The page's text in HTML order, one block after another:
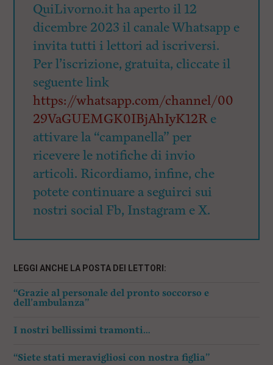
QuiLivorno.it ha aperto il 12
dicembre 2023 il canale Whatsapp e
invita tutti i lettori ad iscriversi.
Per l’iscrizione, gratuita, cliccate il
seguente link
https://whatsapp.com/channel/00
29VaGUEMGK0IBjAhIyK12Re
attivare la “campanella” per
ricevere le notifiche di invio
articoli. Ricordiamo, infine, che
potete continuare a seguirci sui
nostri social Fb, Instagram e X.
LEGGI ANCHE LA POSTA DEI LETTORI:
“Grazie al personale del pronto soccorso e
dell’ambulanza”
I nostri bellissimi tramonti…
“Siete stati meravigliosi con nostra figlia”